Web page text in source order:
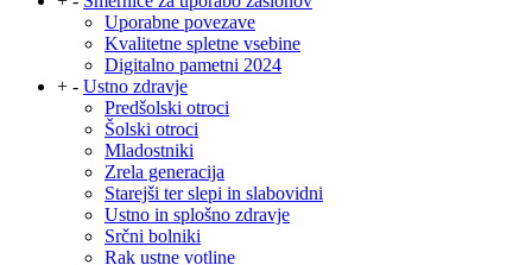
Uporabne povezave
Kvalitetne spletne vsebine
Digitalno pametni 2024
+ - Ustno zdravje
Predšolski otroci
Šolski otroci
Mladostniki
Zrela generacija
Starejši ter slepi in slabovidni
Ustno in splošno zdravje
Srčni bolniki
Rak ustne votline